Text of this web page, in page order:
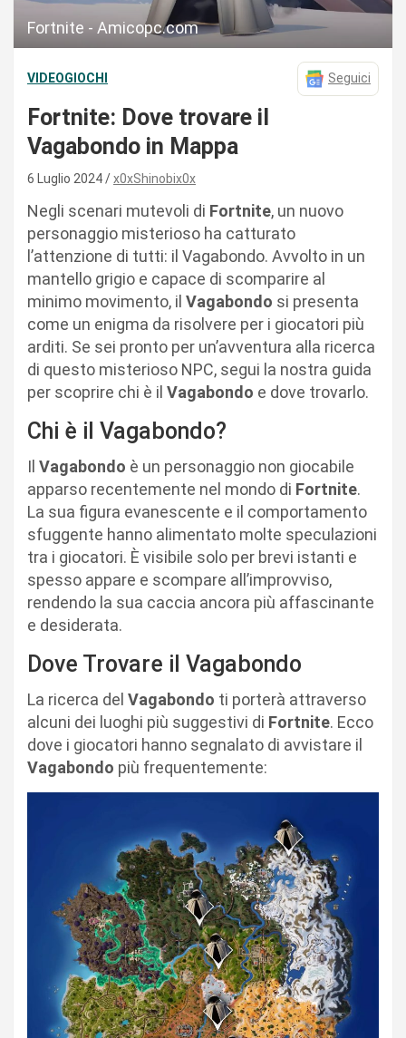
Fortnite - Amicopc.com
VIDEOGIOCHI Seguici
Fortnite: Dove trovare il
Vagabondo in Mappa
6 Luglio 2024 x0xShinobix0x
Negli scenari mutevoli di Fortnite, un nuovo
personaggio misterioso ha catturato
l’attenzione di tutti: il Vagabondo. Avvolto in un
mantello grigio e capace di scomparire al
minimo movimento, il Vagabondo si presenta
come un enigma da risolvere per i giocatori più
arditi. Se sei pronto per un’avventura alla ricerca
di questo misterioso NPC, segui la nostra guida
per scoprire chi è il Vagabondo e dove trovarlo.
Chi è il Vagabondo?
Il Vagabondo è un personaggio non giocabile
apparso recentemente nel mondo di Fortnite.
La sua figura evanescente e il comportamento
sfuggente hanno alimentato molte speculazioni
tra i giocatori. È visibile solo per brevi istanti e
spesso appare e scompare all’improvviso,
rendendo la sua caccia ancora più affascinante
e desiderata.
Dove Trovare il Vagabondo
La ricerca del Vagabondo ti porterà attraverso
alcuni dei luoghi più suggestivi di Fortnite. Ecco
dove i giocatori hanno segnalato di avvistare il
Vagabondo più frequentemente: